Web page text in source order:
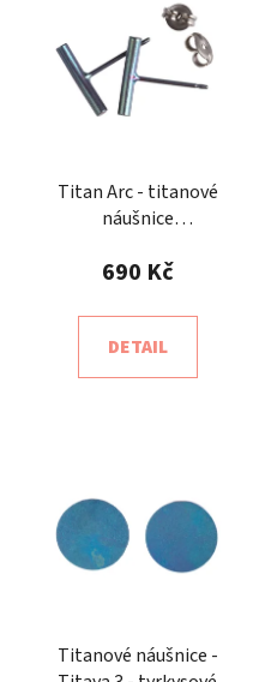
Titan Arc - titanové
náušnice
690 Kč
DETAIL
Titanové náušnice -